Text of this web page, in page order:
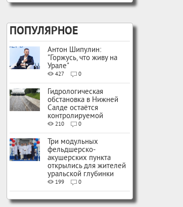
ПОПУЛЯРНОЕ
Антон Шипулин:
"Горжусь, что живу на
Урале"
427 0
Гидрологическая
обстановка в Нижней
Салде остаётся
контролируемой
210 0
Три модульных
фельдшерско-
акушерских пункта
открылись для жителей
уральской глубинки
199 0